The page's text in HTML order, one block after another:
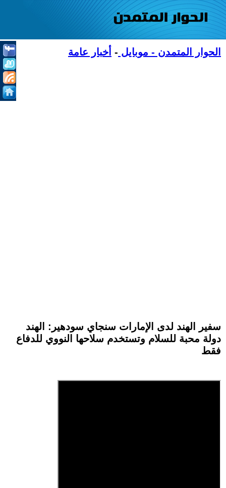
الحوار المتمدن - موبايل - أخبار عامة
سفير الهند لدى الإمارات سنجاي سودهير: الهند
دولة محبة للسلام وتستخدم سلاحها النووي للدفاع
فقط